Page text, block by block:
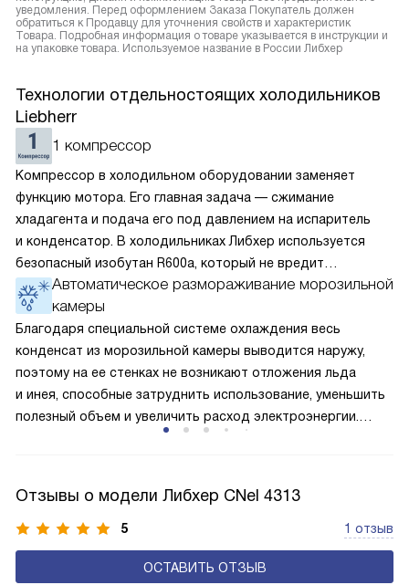
уведомления. Перед оформлением Заказа Покупатель должен
обратиться к Продавцу для уточнения свойств и характеристик
Товара. Подробная информация о товаре указывается в инструкции и
на упаковке товара. Используемое название в России Либхер
Технологии отдельностоящих холодильников
Liebherr
1 компрессор
Компрессор в холодильном оборудовании заменяет
функцию мотора. Его главная задача — сжимание
хладагента и подача его под давлением на испаритель
и конденсатор. В холодильниках Либхер используется
безопасный изобутан R600a, который не вредит
окружающей среде. Компрессор перегоняет его
по охладительному контуру по принципу насоса. Чем
лучше работает «мотор» прибора, тем качественнее
и быстрее происходит охлаждение, затрачивается
меньше электроэнергии.
Автоматическое размораживание морозильной
камеры
Благодаря специальной системе охлаждения весь
конденсат из морозильной камеры выводится наружу,
поэтому на ее стенках не возникают отложения льда
и инея, способные затруднить использование, уменьшить
полезный объем и увеличить расход электроэнергии.
Отзывы о модели Либхер CNel 4313
5 1 отзыв
ОСТАВИТЬ ОТЗЫВ